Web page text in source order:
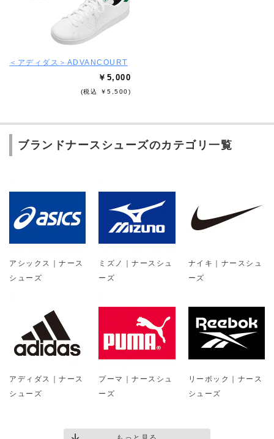
＜アディダス＞ADVANCOURT
￥5,000
(税込 ￥5,500)
ブランドナースシューズのカテゴリ一覧
アシックス｜ナース
シューズ
ミズノ｜ナースシュ
ーズ
ナイキ｜ナースシュ
ーズ
アディダス｜ナース
シューズ
プーマ｜ナースシュ
ーズ
リーボック｜ナース
シューズ